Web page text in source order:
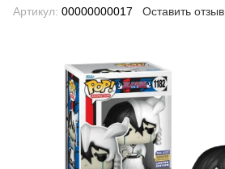
Артикул: 00000000017 Оставить отзыв